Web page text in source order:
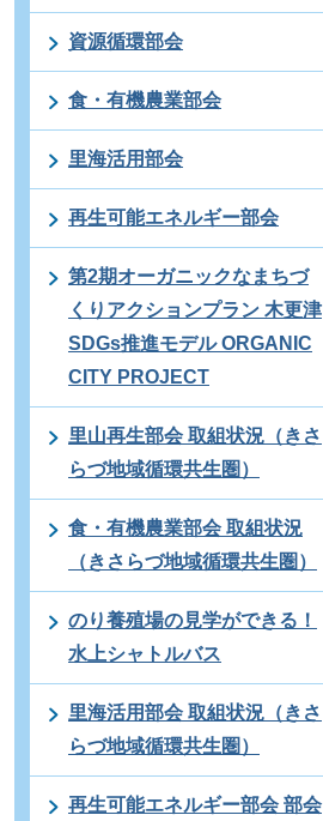
資源循環部会
食・有機農業部会
里海活用部会
再生可能エネルギー部会
第2期オーガニックなまちづ
くりアクションプラン 木更津
SDGs推進モデル ORGANIC
CITY PROJECT
里山再生部会 取組状況（きさ
らづ地域循環共生圏）
食・有機農業部会 取組状況
（きさらづ地域循環共生圏）
のり養殖場の見学ができる！
水上シャトルバス
里海活用部会 取組状況（きさ
らづ地域循環共生圏）
再生可能エネルギー部会 部会